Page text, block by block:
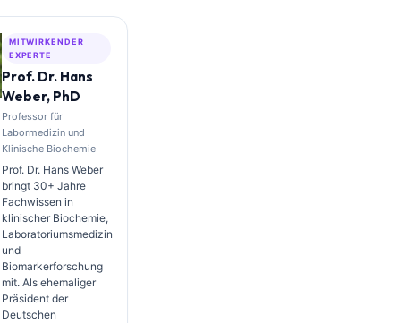
MITWIRKENDER
EXPERTE
Prof. Dr. Hans
Weber, PhD
Professor für
Labormedizin und
Klinische Biochemie
Prof. Dr. Hans Weber
bringt 30+ Jahre
Fachwissen in
klinischer Biochemie,
Laboratoriumsmedizin
und
Biomarkerforschung
mit. Als ehemaliger
Präsident der
Deutschen